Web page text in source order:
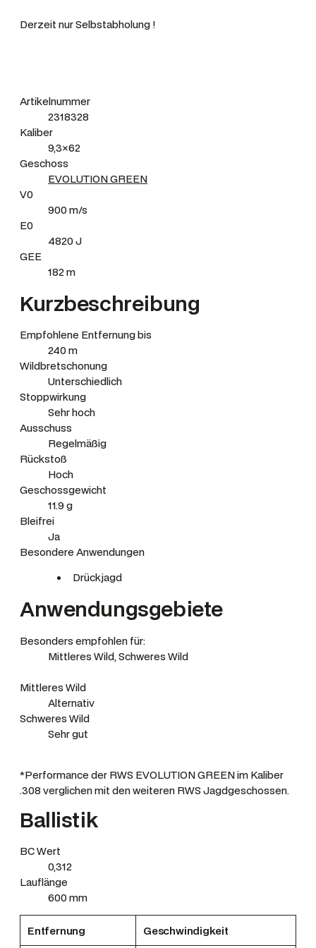
e
Derzeit nur Selbstabholung !
Artikelnummer
2318328
Kaliber
9,3×62
Geschoss
EVOLUTION GREEN
V0
900 m/s
E0
4820 J
GEE
182 m
Kurzbeschreibung
Empfohlene Entfernung bis
240 m
Wildbretschonung
Unterschiedlich
Stoppwirkung
Sehr hoch
Ausschuss
Regelmäßig
Rückstoß
Hoch
Geschossgewicht
11.9 g
Bleifrei
Ja
Besondere Anwendungen
Drückjagd
Anwendungsgebiete
Besonders empfohlen für:
Mittleres Wild, Schweres Wild
Mittleres Wild
Alternativ
Schweres Wild
Sehr gut
*Performance der RWS EVOLUTION GREEN im Kaliber
.308 verglichen mit den weiteren RWS Jagdgeschossen.
Ballistik
BC Wert
0,312
Lauflänge
600 mm
Entfernung Geschwindigkeit